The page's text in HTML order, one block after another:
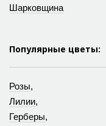
Шарковщина
Популярные цветы:
Розы,
Лилии,
Герберы,